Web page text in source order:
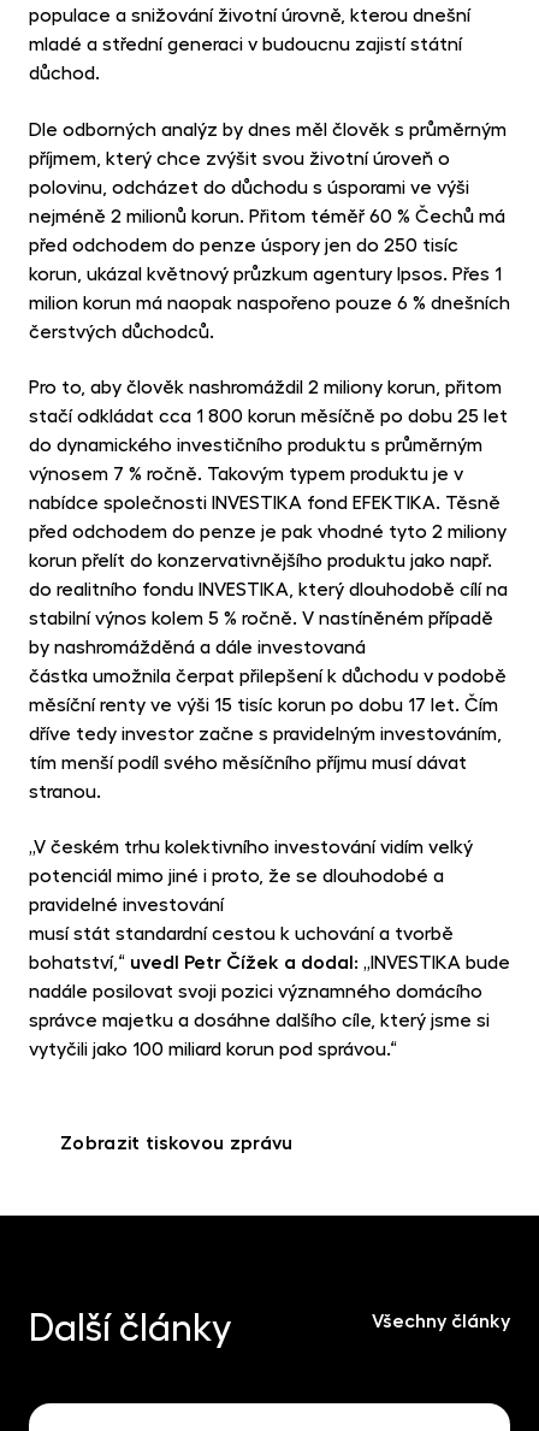
populace a snižování životní úrovně, kterou dnešní
mladé a střední generaci v budoucnu zajistí státní
důchod.
Dle odborných analýz by dnes měl člověk s průměrným
příjmem, který chce zvýšit svou životní úroveň o
polovinu, odcházet do důchodu s úsporami ve výši
nejméně 2 milionů korun. Přitom téměř 60 % Čechů má
před odchodem do penze úspory jen do 250 tisíc
korun, ukázal květnový průzkum agentury Ipsos. Přes 1
milion korun má naopak naspořeno pouze 6 % dnešních
čerstvých důchodců.
Pro to, aby člověk nashromáždil 2 miliony korun, přitom
stačí odkládat cca 1 800 korun měsíčně po dobu 25 let
do dynamického investičního produktu s průměrným
výnosem 7 % ročně. Takovým typem produktu je v
nabídce společnosti INVESTIKA fond EFEKTIKA. Těsně
před odchodem do penze je pak vhodné tyto 2 miliony
korun přelít do konzervativnějšího produktu jako např.
do realitního fondu INVESTIKA, který dlouhodobě cílí na
stabilní výnos kolem 5 % ročně. V nastíněném případě
by nashromážděná a dále investovaná
částka umožnila čerpat přilepšení k důchodu v podobě
měsíční renty ve výši 15 tisíc korun po dobu 17 let. Čím
dříve tedy investor začne s pravidelným investováním,
tím menší podíl svého měsíčního příjmu musí dávat
stranou.
„V českém trhu kolektivního investování vidím velký
potenciál mimo jiné i proto, že se dlouhodobé a
pravidelné investování
musí stát standardní cestou k uchování a tvorbě
bohatství,“ uvedl Petr Čížek a dodal : „INVESTIKA bude
nadále posilovat svoji pozici významného domácího
správce majetku a dosáhne dalšího cíle, který jsme si
vytyčili jako 100 miliard korun pod správou.“
Zobrazit tiskovou zprávu
Další články Všechny články